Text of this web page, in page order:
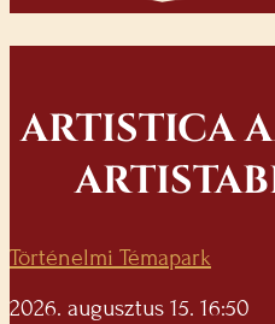
ARTISTICA
Történelmi Témapark
2026. augusztus 15. 16:50